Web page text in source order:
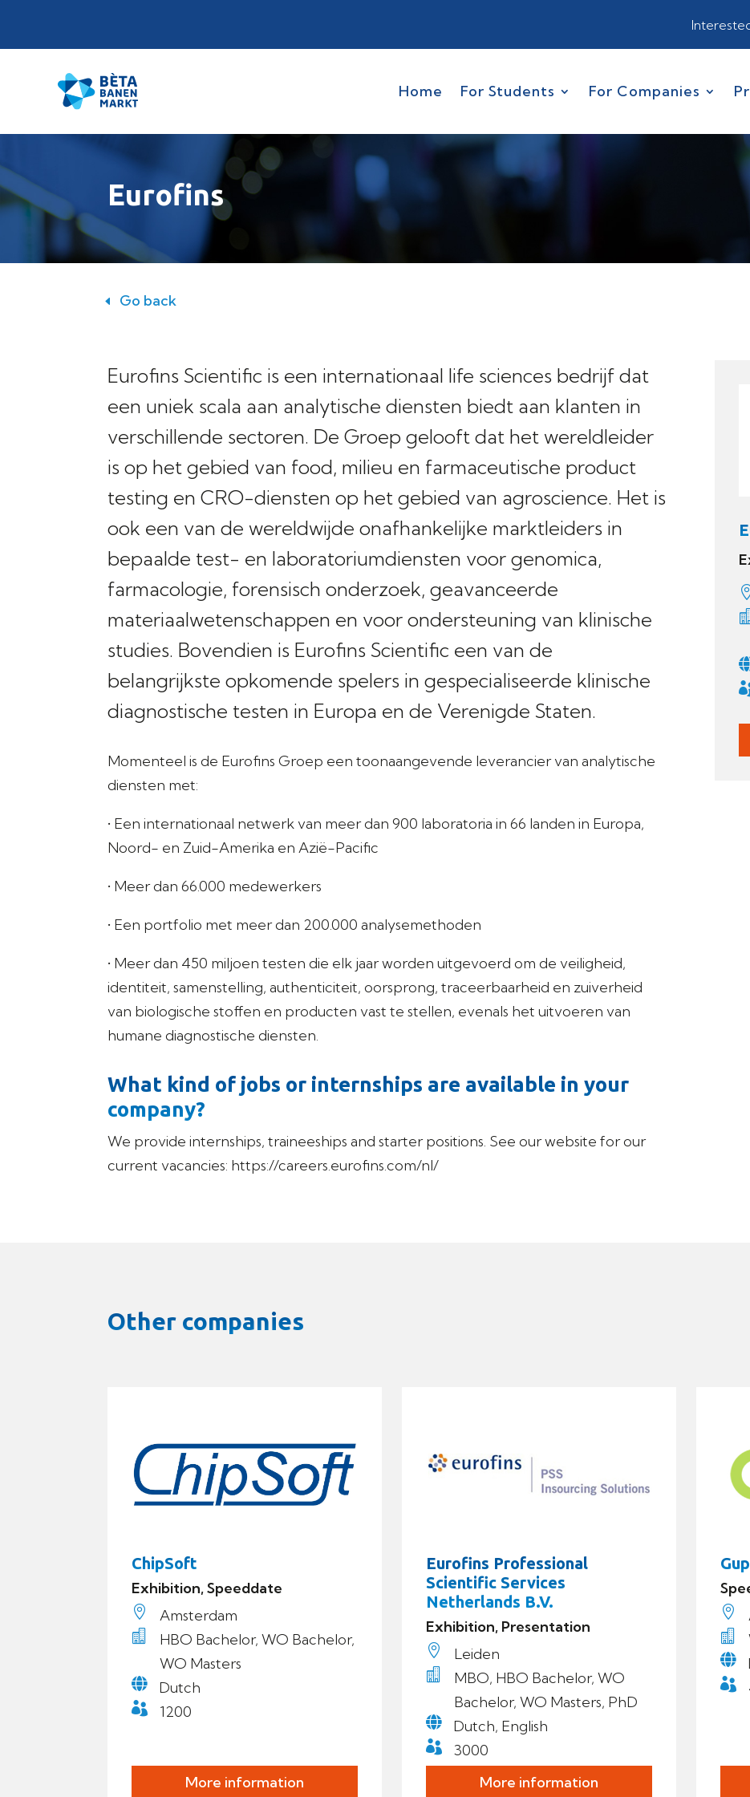
Home For Students For Companies
Eurofins
Go back
Eurofins Scientific is een internationaal life sciences bedrijf dat
een uniek scala aan analytische diensten biedt aan klanten in
verschillende sectoren. De Groep gelooft dat het wereldleider
is op het gebied van food, milieu en farmaceutische product
testing en CRO-diensten op het gebied van agroscience. Het is
ook een van de wereldwijde onafhankelijke marktleiders in
bepaalde test- en laboratoriumdiensten voor genomica,
farmacologie, forensisch onderzoek, geavanceerde
materiaalwetenschappen en voor ondersteuning van klinische
studies. Bovendien is Eurofins Scientific een van de
belangrijkste opkomende spelers in gespecialiseerde klinische
diagnostische testen in Europa en de Verenigde Staten.
Momenteel is de Eurofins Groep een toonaangevende leverancier van analytische
diensten met:
• Een internationaal netwerk van meer dan 900 laboratoria in 66 landen in Europa,
Noord- en Zuid-Amerika en Azië-Pacific
• Meer dan 66.000 medewerkers
• Een portfolio met meer dan 200.000 analysemethoden
• Meer dan 450 miljoen testen die elk jaar worden uitgevoerd om de veiligheid,
identiteit, samenstelling, authenticiteit, oorsprong, traceerbaarheid en zuiverheid
van biologische stoffen en producten vast te stellen, evenals het uitvoeren van
humane diagnostische diensten.
What kind of jobs or internships are available in your
company?
We provide internships, traineeships and starter positions. See our website for our
current vacancies: https://careers.eurofins.com/nl/

Other companies
ChipSoft
Exhibition, Speeddate
 Amsterdam

HBO Bachelor, WO Bachelor,
WO Masters
 Dutch
 1200
More information
Eurofins Professional
Scientific Services
Netherlands B.V.
Exhibition, Presentation
 Leiden

MBO, HBO Bachelor, WO
Bachelor, WO Masters, PhD
 Dutch, English

3000
More information



